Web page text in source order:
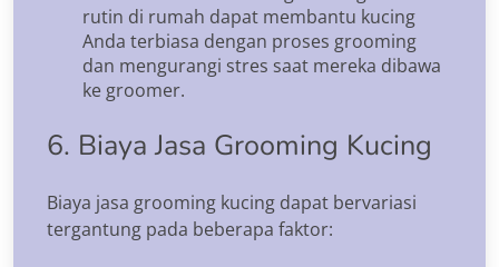
rutin di rumah dapat membantu kucing
Anda terbiasa dengan proses grooming
dan mengurangi stres saat mereka dibawa
ke groomer.
6. Biaya Jasa Grooming Kucing
Biaya jasa grooming kucing dapat bervariasi
tergantung pada beberapa faktor: